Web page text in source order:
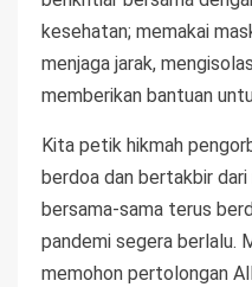
kesehatan; memakai
menjaga jarak,
memberikan bantuan
Kita petik hikmah
berdoa dan bertakbir
bersama-sama terus
pandemi segera berlalu.
memohon pertolongan